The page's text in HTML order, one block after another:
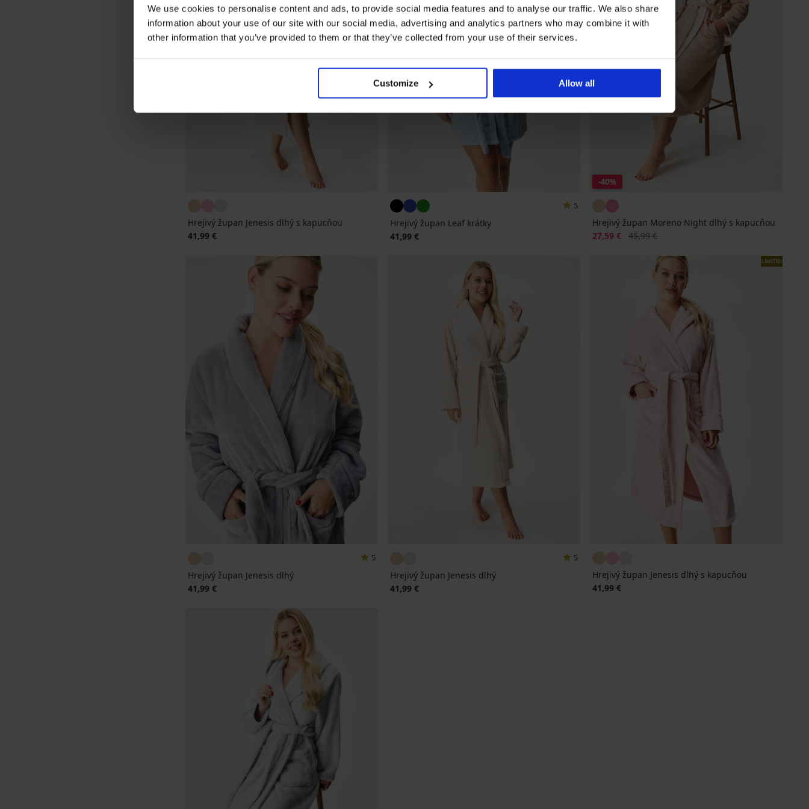
We use cookies to personalise content and ads, to provide social media features and to analyse our traffic. We also share
information about your use of our site with our social media, advertising and analytics partners who may combine it with
other information that you’ve provided to them or that they’ve collected from your use of their services.
Customize Allow all
Hrejivý župan Jenesis dlhý s kapucňou
41,99 €
5
Hrejivý župan Leaf krátky
41,99 €
-40%
Hrejivý župan Moreno Night dlhý s kapucňou
Zľava
27,59 € Pôvodná cena
45,99 €
5
Hrejivý župan Jenesis dlhý
41,99 €
5
Hrejivý župan Jenesis dlhý
41,99 €
LIMITED
Hrejivý župan Jenesis dlhý s kapucňou
41,99 €